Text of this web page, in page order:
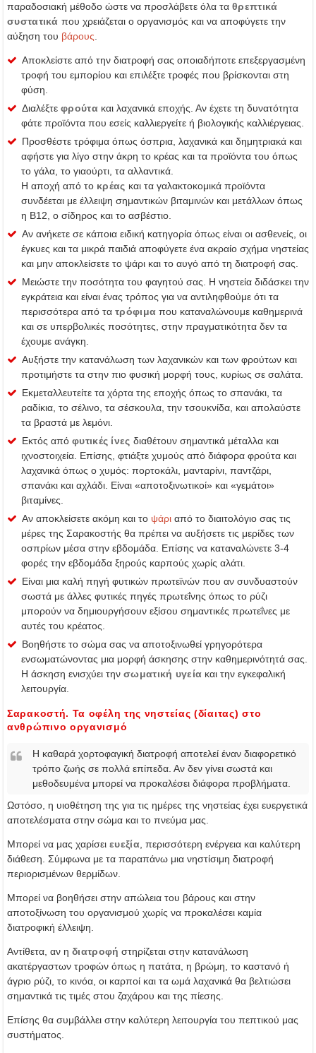
παραδοσιακή μέθοδο ώστε να προσλάβετε όλα τα θρεπτικά
συστατικά που χρειάζεται ο οργανισμός και να αποφύγετε την
αύξηση του βάρους
Αποκλείστε από την διατροφή σας οποιαδήποτε επεξεργασμένη
τροφή του εμπορίου και επιλέξτε τροφές που βρίσκονται στη
φύση.
Διαλέξτε φρούτακαι λαχανικά εποχής. Αν έχετε τη δυνατότητα
φάτε προϊόντα που εσείς καλλιεργείτε ή βιολογικής καλλιέργειας.
Προσθέστε τρόφιμα όπως όσπρια, λαχανικά και δημητριακά και
αφήστε για λίγο στην άκρη το κρέας και τα προϊόντα του όπως
το γάλα, το γιαούρτι, τα αλλαντικά.
Η αποχή από το κρέας και τα γαλακτοκομικά προϊόντα
συνδέεται με έλλειψη σημαντικών βιταμινών και μετάλλων όπως
η Β12, ο σίδηρος και το ασβέστιο.
Αν ανήκετε σε κάποια ειδική κατηγορία όπως είναι οι ασθενείς, οι
έγκυες και τα μικρά παιδιά αποφύγετε ένα ακραίο σχήμα νηστείας
και μην αποκλείσετε το ψάρι και το αυγό από τη διατροφή σας.
Μειώστε την ποσότητα του φαγητού σας. Η νηστεία διδάσκει την
εγκράτεια και είναι ένας τρόπος για να αντιληφθούμε ότι τα
περισσότερα από τα τρόφιμα που καταναλώνουμε καθημερινά
και σε υπερβολικές ποσότητες, στην πραγματικότητα δεν τα
έχουμε ανάγκη.
Αυξήστε την κατανάλωση των λαχανικών και των φρούτων και
προτιμήστε τα στην πιο φυσική μορφή τους, κυρίως σε σαλάτα.
Εκμεταλλευτείτε τα χόρτα της εποχής όπως το σπανάκι, τα
ραδίκια, το σέλινο, τα σέσκουλα, την τσουκνίδα, και απολαύστε
τα βραστά με λεμόνι.
Εκτός από φυτικές ίνες διαθέτουν σημαντικά μέταλλα και
ιχνοστοιχεία. Επίσης, φτιάξτε χυμούς από διάφορα φρούτα και
λαχανικά όπως ο χυμός: πορτοκάλι, μανταρίνι, παντζάρι,
σπανάκι και αχλάδι. Είναι «αποτοξινωτικοί» και «γεμάτοι»
βιταμίνες.
Αν αποκλείσετε ακόμη και το ψάρι από το διαιτολόγιο σας τις
μέρες της Σαρακοστής θα πρέπει να αυξήσετε τις μερίδες των
οσπρίων μέσα στην εβδομάδα. Επίσης να καταναλώνετε 3-4
φορές την εβδομάδα ξηρούς καρπούς χωρίς αλάτι.
Είναι μια καλή πηγή φυτικών πρωτεϊνών που αν συνδυαστούν
σωστά με άλλες φυτικές πηγές πρωτεΐνης όπως το ρύζι
μπορούν να δημιουργήσουν εξίσου σημαντικές πρωτεΐνες με
αυτές του κρέατος.
Βοηθήστε το σώμα σας να αποτοξινωθεί γρηγορότερα
ενσωματώνοντας μια μορφή άσκησης στην καθημερινότητά σας.
Η άσκηση ενισχύει την σωματική υγεία και την εγκεφαλική
λειτουργία.
Σαρακοστή. Τα οφέλη της νηστείας (δίαιτας) στο
ανθρώπινο οργανισμό
Η καθαρά χορτοφαγική διατροφή αποτελεί έναν διαφορετικό
τρόπο ζωής σε πολλά επίπεδα. Αν δεν γίνει σωστά και
μεθοδευμένα μπορεί να προκαλέσει διάφορα προβλήματα.
Ωστόσο, η υιοθέτηση της για τις ημέρες της νηστείας έχει ευεργετικά
αποτελέσματα στην σώμα και το πνεύμα μας.
Μπορεί να μας χαρίσει ευεξία, περισσότερη ενέργεια και καλύτερη
διάθεση. Σύμφωνα με τα παραπάνω μια νηστίσιμη διατροφή
περιορισμένων θερμίδων.
Μπορεί να βοηθήσει στην απώλεια του βάρους και στην
αποτοξίνωση του οργανισμού χωρίς να προκαλέσει καμία
διατροφική έλλειψη.
Αντίθετα, αν η διατροφή στηρίζεται στην κατανάλωση
ακατέργαστων τροφών όπως η πατάτα, η βρώμη, το καστανό ή
άγριο ρύζι, το κινόα, οι καρποί και τα ωμά λαχανικά θα βελτιώσει
σημαντικά τις τιμές στου ζαχάρου και της πίεσης.
Επίσης θα συμβάλλει στην καλύτερη λειτουργία του πεπτικού μας
συστήματος.